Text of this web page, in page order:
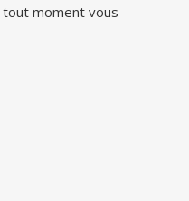
tout moment vous